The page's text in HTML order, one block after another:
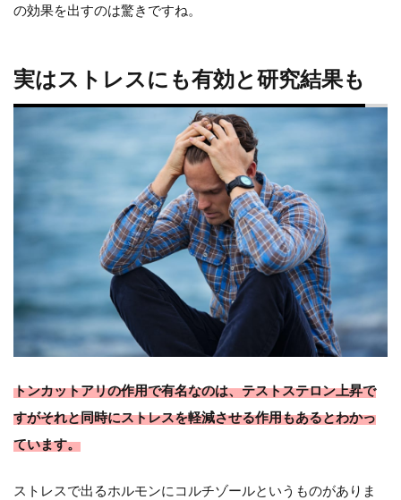
か
り
高
の効果を出すのは驚きですね。
実はストレスにも有効と研究結果も
トンカットアリの作用で有名なのは、テストステロン上昇で
すがそれと同時にストレスを軽減させる作用もあるとわかっ
ています。
ストレスで出るホルモンにコルチゾールというものがありま